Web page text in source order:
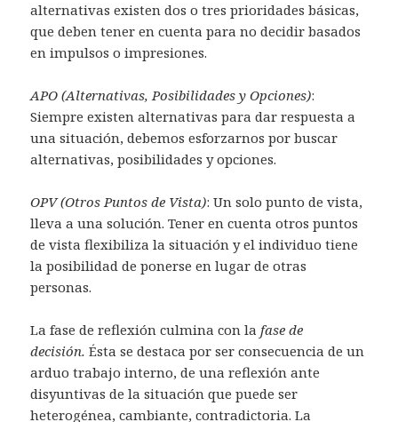
alternativas existen dos o tres prioridades básicas,
que deben tener en cuenta para no decidir basados
en impulsos o impresiones.
APO (Alternativas, Posibilidades y Opciones):
Siempre existen alternativas para dar respuesta a
una situación, debemos esforzarnos por buscar
alternativas, posibilidades y opciones.
OPV (Otros Puntos de Vista): Un solo punto de vista,
lleva a una solución. Tener en cuenta otros puntos
de vista flexibiliza la situación y el individuo tiene
la posibilidad de ponerse en lugar de otras
personas.
La fase de reflexión culmina con lafase de
decisión. Ésta se destaca por ser consecuencia de un
arduo trabajo interno, de una reflexión ante
disyuntivas de la situación que puede ser
heterogénea, cambiante, contradictoria. La